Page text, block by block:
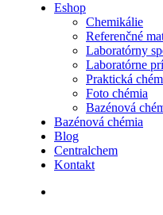
Eshop
Chemikálie
Referenčné
Laboratórny
Laboratórne
Praktická
Foto chémia
Bazénová
Bazénová chémia
Blog
Centralchem
Kontakt